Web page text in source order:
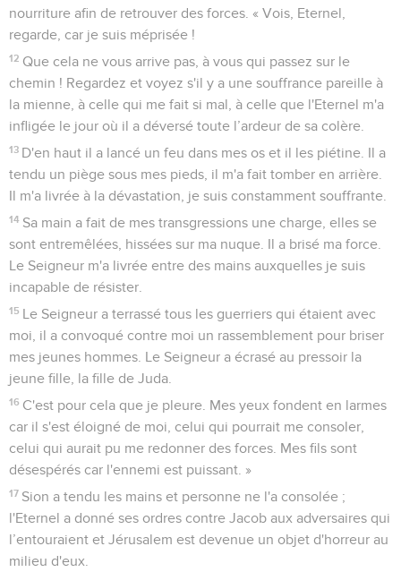
nourriture afin de retrouver des forces. « Vois, Eternel,
regarde, car je suis méprisée !
12 Que cela ne vous arrive pas, à vous qui passez sur le
chemin ! Regardez et voyez s'il y a une souffrance pareille à
la mienne, à celle qui me fait si mal, à celle que l'Eternel m'a
infligée le jour où il a déversé toute l’ardeur de sa colère.
13 D'en haut il a lancé un feu dans mes os et il les piétine. Il a
tendu un piège sous mes pieds, il m'a fait tomber en arrière.
Il m'a livrée à la dévastation, je suis constamment souffrante.
14 Sa main a fait de mes transgressions une charge, elles se
sont entremêlées, hissées sur ma nuque. Il a brisé ma force.
Le Seigneur m'a livrée entre des mains auxquelles je suis
incapable de résister.
15 Le Seigneur a terrassé tous les guerriers qui étaient avec
moi, il a convoqué contre moi un rassemblement pour briser
mes jeunes hommes. Le Seigneur a écrasé au pressoir la
jeune fille, la fille de Juda.
16 C'est pour cela que je pleure. Mes yeux fondent en larmes
car il s'est éloigné de moi, celui qui pourrait me consoler,
celui qui aurait pu me redonner des forces. Mes fils sont
désespérés car l'ennemi est puissant. »
17 Sion a tendu les mains et personne ne l'a consolée ;
l'Eternel a donné ses ordres contre Jacob aux adversaires qui
l’entouraient et Jérusalem est devenue un objet d'horreur au
milieu d'eux.